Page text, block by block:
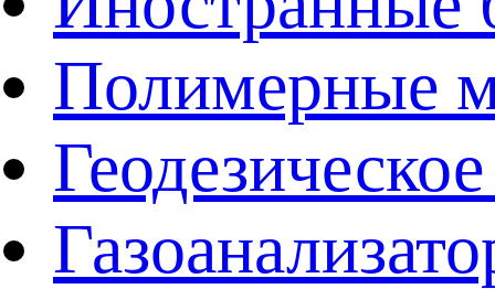
Полимерные